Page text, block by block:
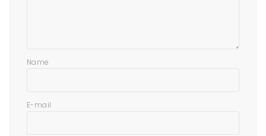
Name
E-mail